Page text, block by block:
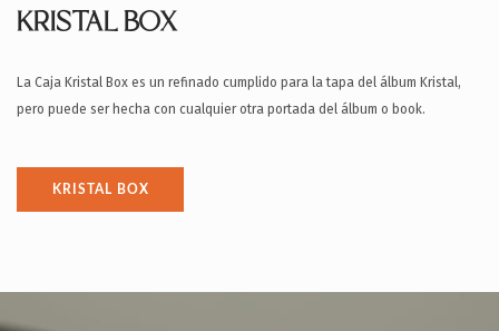
KRISTAL BOX
La Caja Kristal Box es un refinado cumplido para la tapa del álbum Kristal,
pero puede ser hecha con cualquier otra portada del álbum o book.
KRISTAL BOX